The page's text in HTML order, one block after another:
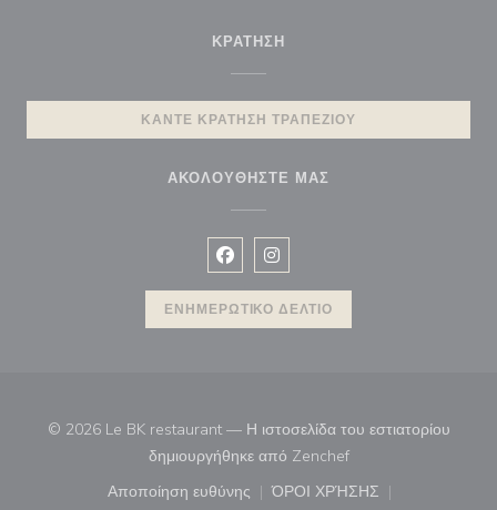
ΚΡΆΤΗΣΗ
ΚΆΝΤΕ ΚΡΆΤΗΣΗ ΤΡΑΠΕΖΙΟΎ
ΑΚΟΛΟΥΘΉΣΤΕ ΜΑΣ
Facebook ((ανοίγει σε νέο
Instagram ((ανοίγει σε νέο
ΕΝΗΜΕΡΩΤΙΚΌ ΔΕΛΤΊΟ
© 2026 Le BK restaurant — Η ιστοσελίδα του εστιατορίου
δημιουργήθηκε από Zenchef((ανοίγει σε νέο
Αποποίηση ευθύνης
((ανοίγει σε νέο παράθυρο))
ΌΡΟΙ ΧΡΉΣΗΣ
((ανοίγει σε νέο